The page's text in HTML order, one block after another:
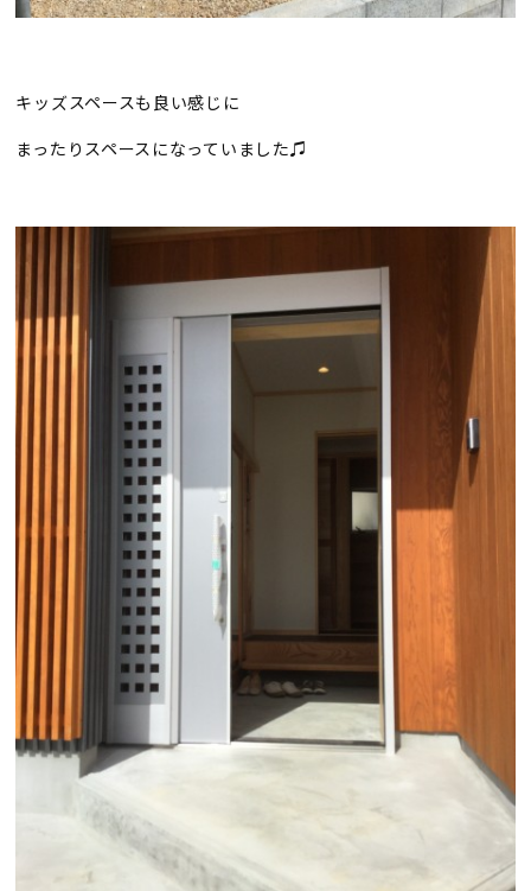
キッズスペースも良い感じに
まったりスペースになっていました♫